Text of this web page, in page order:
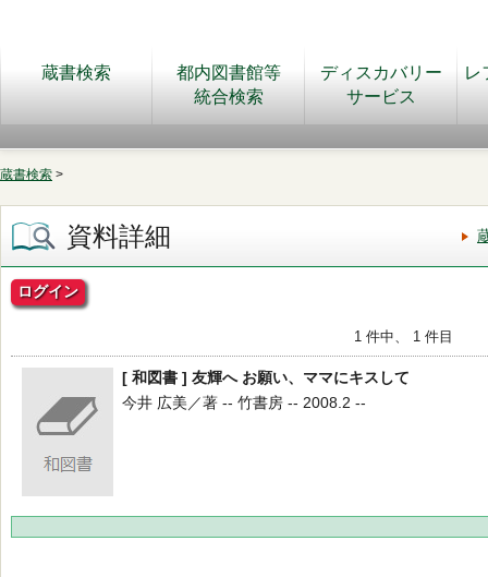
蔵書検索
都内図書館等
統合検索
ディスカバリー
サービス
レ
蔵書検索 >
資料詳細
ログイン
1 件中、 1 件目
[ 和図書 ] 友輝へ お願い、ママにキスして
今井 広美／著 -- 竹書房 -- 2008.2 --